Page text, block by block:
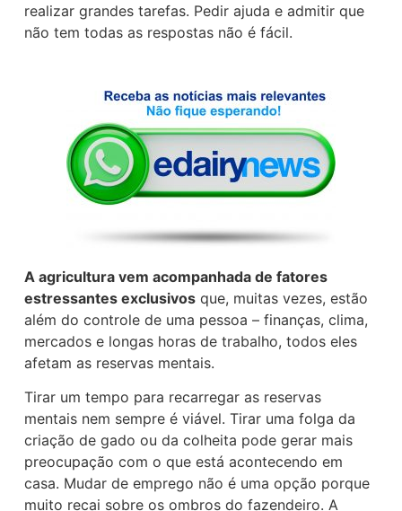
realizar grandes tarefas. Pedir ajuda e admitir que
não tem todas as respostas não é fácil.
A agricultura vem acompanhada de fatores
estressantes exclusivos que, muitas vezes, estão
além do controle de uma pessoa – finanças, clima,
mercados e longas horas de trabalho, todos eles
afetam as reservas mentais.
Tirar um tempo para recarregar as reservas
mentais nem sempre é viável. Tirar uma folga da
criação de gado ou da colheita pode gerar mais
preocupação com o que está acontecendo em
casa. Mudar de emprego não é uma opção porque
muito recai sobre os ombros do fazendeiro. A